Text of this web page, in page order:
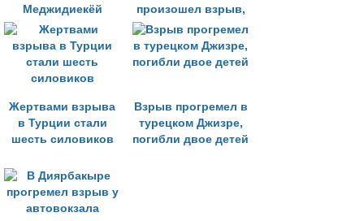
Меджидиекёй
пострадали три
человека
произошел взрыв,
есть раненые
Жертвами взрыва
в Турции стали
шесть силовиков
Взрыв прогремел в
турецком Джизре,
погибли двое детей